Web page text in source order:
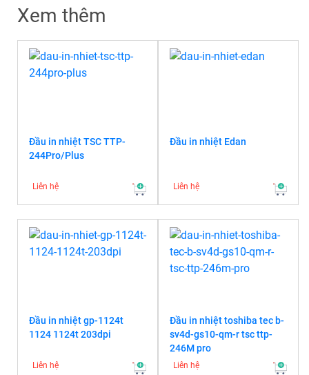
Xem thêm
Đầu in nhiệt TSC TTP-
244Pro/Plus
Liên hệ
Đầu in nhiệt Edan
Liên hệ
Đầu in nhiệt gp-1124t
1124 1124t 203dpi
Liên hệ
Đầu in nhiệt toshiba tec b-
sv4d-gs10-qm-r tsc ttp-
246M pro
Liên hệ